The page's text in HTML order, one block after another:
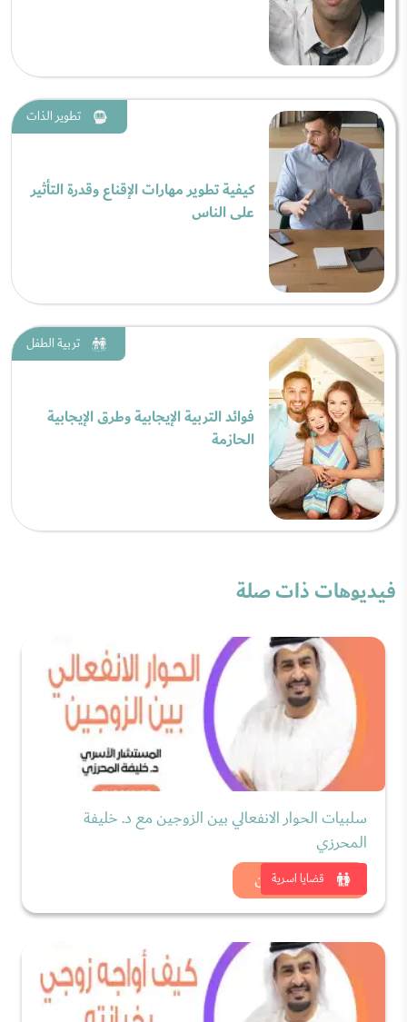
تطوير الذات
كيفية تطوير مهارات الإقناع وقدرة التأثير
على الناس
تربية الطفل
فوائد التربية الإيجابية وطرق الإيجابية
الحازمة
فيديوهات ذات صلة
قضايا اسرية
سلبيات الحوار الانفعالي بين الزوجين مع د. خليفة
المحرزي
شاهد الان